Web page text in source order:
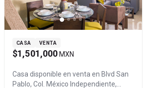
CASA VENTA
$1,501,000 MXN
Casa disponible en venta en Blvd San
Pablo, Col. México Independiente,